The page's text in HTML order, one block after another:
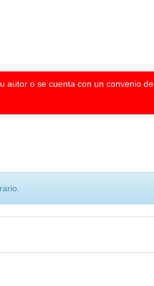
autor o se cuenta con un convenio de